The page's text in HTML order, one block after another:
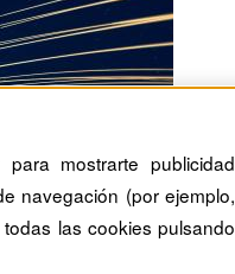
mostrarte publicidad
navegación (por ejemplo,
las cookies pulsando